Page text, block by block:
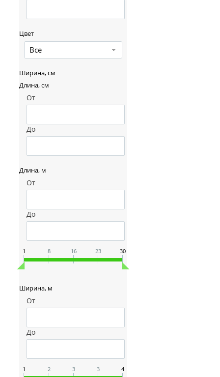
Цвет
Все
Ширина, см
Длина, см
От
До
Длина, м
От
До
1 8 16 23 30
Ширина, м
От
До
1 2 3 3 4